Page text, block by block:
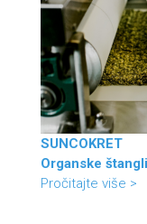
SUNCOKRET
Organske
Pročitajte više >